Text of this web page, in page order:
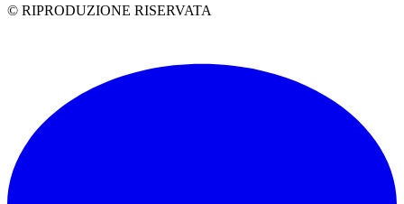
© RIPRODUZIONE RISERVATA